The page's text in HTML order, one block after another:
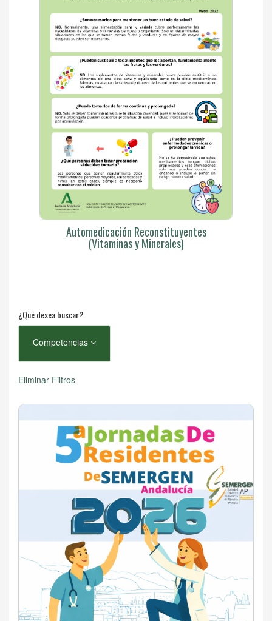
Automedicación Reconstituyentes
(Vitaminas y Minerales)
¿Qué desea buscar?
Competencias
Eliminar Filtros